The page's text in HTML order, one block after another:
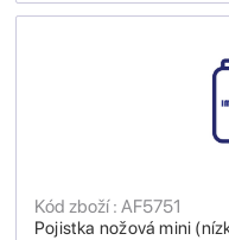
Pojistka nožová mini
Kód zboží : AF5751